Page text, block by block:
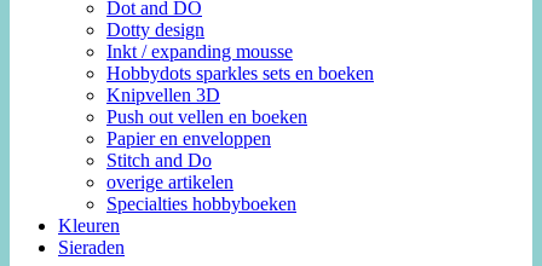
Dot and DO
Dotty design
Inkt / expanding mousse
Hobbydots sparkles sets en boeken
Knipvellen 3D
Push out vellen en boeken
Papier en enveloppen
Stitch and Do
overige artikelen
Specialties hobbyboeken
Kleuren
Sieraden